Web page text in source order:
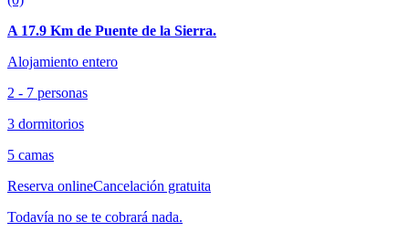
A 17.9 Km de Puente de la Sierra.
Alojamiento entero
2 - 7 personas
3 dormitorios
5 camas
Reserva onlineCancelación gratuita
Todavía no se te cobrará nada.